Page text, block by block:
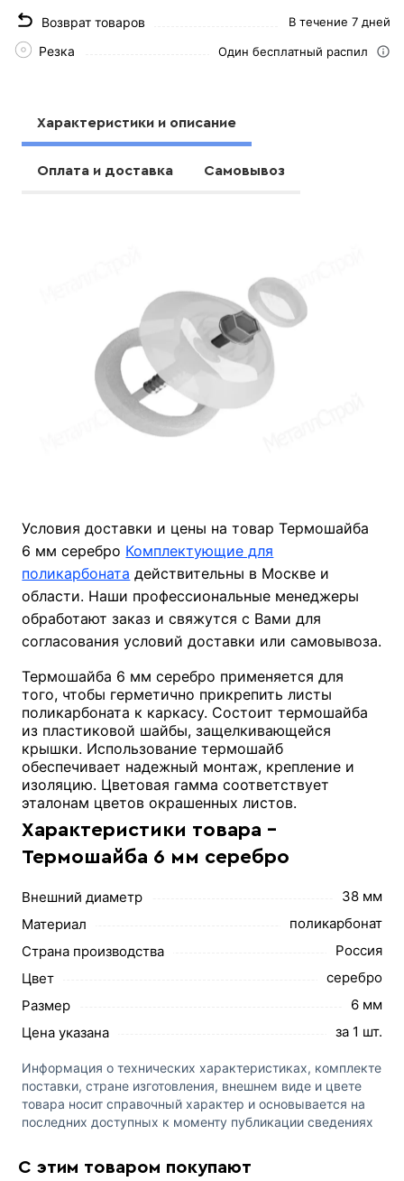
Возврат товаров В течение 7 дней
Резка Один бесплатный распил
Характеристики и описание
Оплата и доставка Самовывоз
Условия доставки и цены на товар Термошайба
6 мм серебро Комплектующие для
поликарбоната действительны в Москве и
области. Наши профессиональные менеджеры
обработают заказ и свяжутся с Вами для
согласования условий доставки или самовывоза.
Термошайба 6 мм серебро применяется для
того, чтобы герметично прикрепить листы
поликарбоната к каркасу. Состоит термошайба
из пластиковой шайбы, защелкивающейся
крышки. Использование термошайб
обеспечивает надежный монтаж, крепление и
изоляцию. Цветовая гамма соответствует
эталонам цветов окрашенных листов.
Характеристики товара -
Термошайба 6 мм серебро
Внешний диаметр
38 мм
Материал
поликарбонат
Страна производства
Россия
Цвет
серебро
Размер
6 мм
Цена указана
за 1 шт.
Информация о технических характеристиках, комплекте
поставки, стране изготовления, внешнем виде и цвете
товара носит справочный характер и основывается на
последних доступных к моменту публикации сведениях
С этим товаром покупают